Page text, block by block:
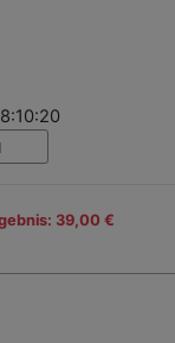
39,00 €